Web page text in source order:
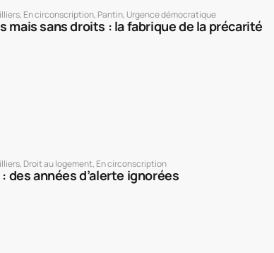
, En circonscription, Pantin, Urgence démocratique
mais sans droits : la fabrique de la précarité
, Droit au logement, En circonscription
des années d’alerte ignorées